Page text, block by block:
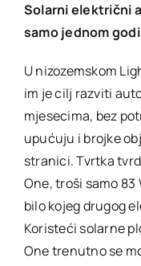
Solarni električni
samo jednom
U nizozemskom
im je cilj razviti
mjesecima, bez
upućuju i brojke
stranici. Tvrtka
One, troši samo
bilo kojeg drugog
Koristeći solarne
One trenutno se